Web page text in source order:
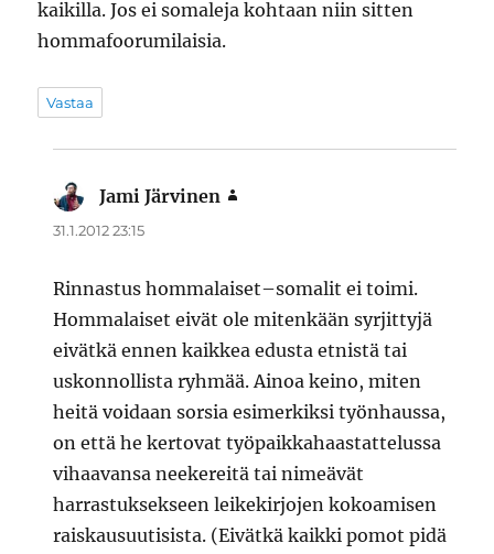
kaikilla. Jos ei somaleja kohtaan niin sitten
hommafoorumilaisia.
Vastaa
Jami Järvinen
31.1.2012 23:15
Rinnastus hommalaiset–somalit ei toimi.
Hommalaiset eivät ole mitenkään syrjittyjä
eivätkä ennen kaikkea edusta etnistä tai
uskonnollista ryhmää. Ainoa keino, miten
heitä voidaan sorsia esimerkiksi työnhaussa,
on että he kertovat työpaikkahaastattelussa
vihaavansa neekereitä tai nimeävät
harrastuksekseen leikekirjojen kokoamisen
raiskausuutisista. (Eivätkä kaikki pomot pidä